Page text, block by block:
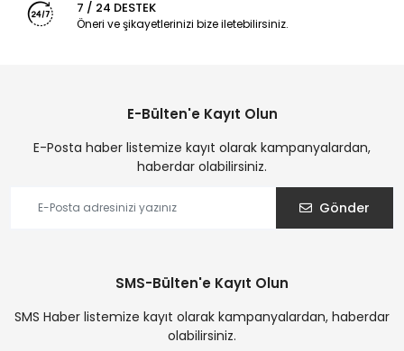
7 / 24 DESTEK
Öneri ve şikayetlerinizi bize iletebilirsiniz.
E-Bülten'e Kayıt Olun
E-Posta haber listemize kayıt olarak kampanyalardan,
haberdar olabilirsiniz.
Gönder
SMS-Bülten'e Kayıt Olun
SMS Haber listemize kayıt olarak kampanyalardan, haberdar
olabilirsiniz.